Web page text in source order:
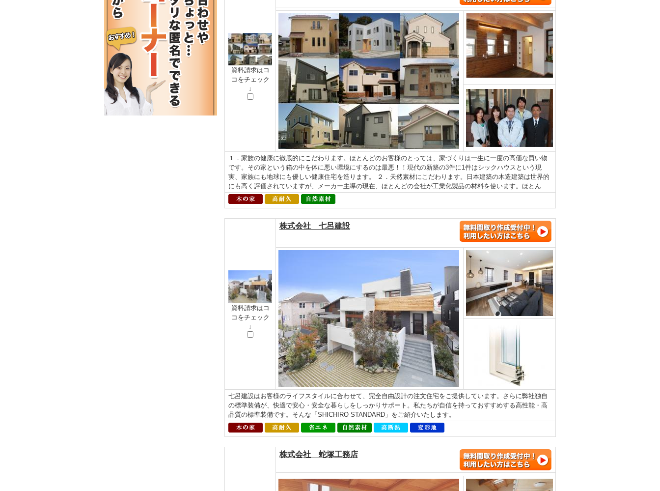
資料請求はコ
コをチェック
↓
１．家族の健康に徹底的にこだわります。ほとんどのお客様のとっては、家づくりは一生に一度の高価な買い物
です。その家という箱の中を体に悪い環境にするのは最悪！！現代の新築の3件に1件はシックハウスという現
実、家族にも地球にも優しい健康住宅を造ります。 ２．天然素材にこだわります。日本建築の木造建築は世界的
にも高く評価されていますが、メーカー主導の現在、ほとんどの会社が工業化製品の材料を使います。ほとん...
資料請求はコ
コをチェック
↓
株式会社 七呂建設
七呂建設はお客様のライフスタイルに合わせて、完全自由設計の注文住宅をご提供しています。さらに弊社独自
の標準装備が、快適で安心・安全な暮らしをしっかりサポート。私たちが自信を持っておすすめする高性能・高
品質の標準装備です。そんな「SHICHIRO STANDARD」をご紹介いたします。
株式会社 蛇塚工務店